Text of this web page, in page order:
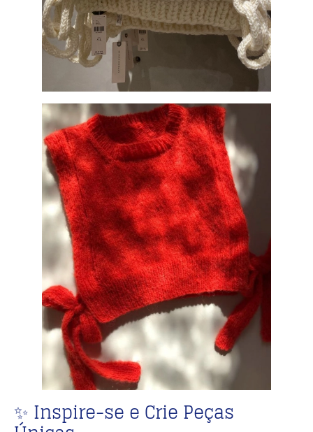
✨ Inspire-se e Crie Peças